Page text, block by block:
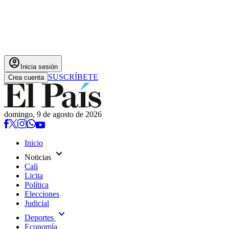
account_circle Inicia sesión
Crea cuenta SUSCRÍBETE
domingo, 9 de agosto de 2026
Inicio
Noticias expand_more
Cali
Licita
Política
Elecciones
Judicial
Deportes expand_more
Economía